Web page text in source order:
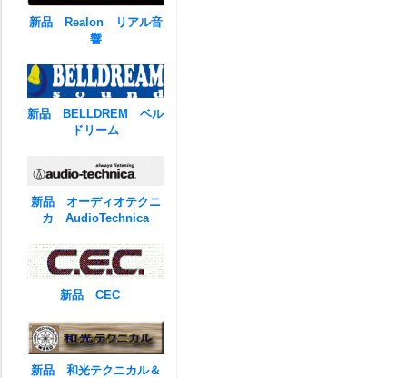
新品 Realon リアル音
響
新品 BELLDREM ベル
ドリーム
新品 オーディオテクニ
カ AudioTechnica
新品 CEC
新品 和光テクニカル＆